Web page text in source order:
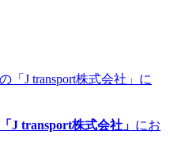
「J transport株式会社」 にお